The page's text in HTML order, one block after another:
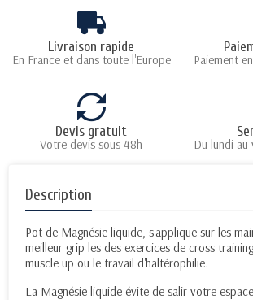
Livraison rapide
En France et dans toute l'Europe Paiement
Devis gratuit
Votre devis sous 48h Du lundi au
Description
Pot de Magnésie liquide, s'applique sur les
meilleur grip les des exercices de cross
muscle up ou le travail d'haltérophilie.
La Magnésie liquide évite de salir votre